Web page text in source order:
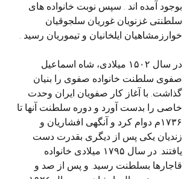
بوجود آمده اند . سپس نوبت خانواده های
سلطنتی غزنویان غوریان سلجوقیان
خوارزمشاهیان ایلخانیان و تیموریان رسید .
در سال ۱۵۰۲ میلادی، شاه اسماعیل
صفوی سلطنت خانواده صفوی را بنیان
گذاشت. با آغاز کار صفویان ایران وحدت
خاصی را بدست آورد و دوره سلطنت آنها تا
۱۷۳۶م دوام کرد و آنگهی افشاریان و
زندیان یکی پس از دیگری بقدرت دست
یافتند. در سال ۱۷۹۵ میلادی خانواده
قاجارها بسلطنت رسید. و پس از صد و